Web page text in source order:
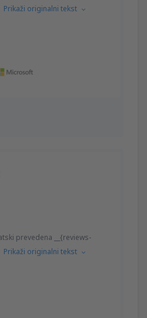
Prikaži originalni tekst
prevedena __{reviews-
Prikaži originalni tekst